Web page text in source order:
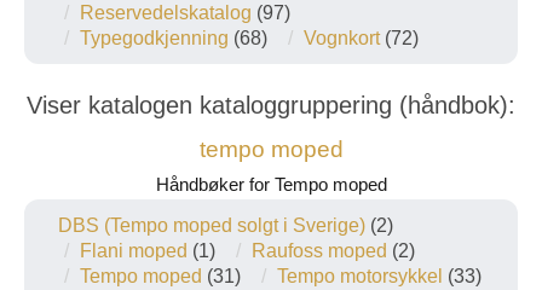
Reservedelskatalog (97)
Typegodkjenning (68) Vognkort(72)
Viser katalogen kataloggruppering (håndbok):
tempo moped
Håndbøker for Tempo moped
DBS (Tempo moped solgt i Sverige)(2)
Flani moped (1) Raufoss moped (2)
Tempo moped (31) Tempo motorsykkel (33)